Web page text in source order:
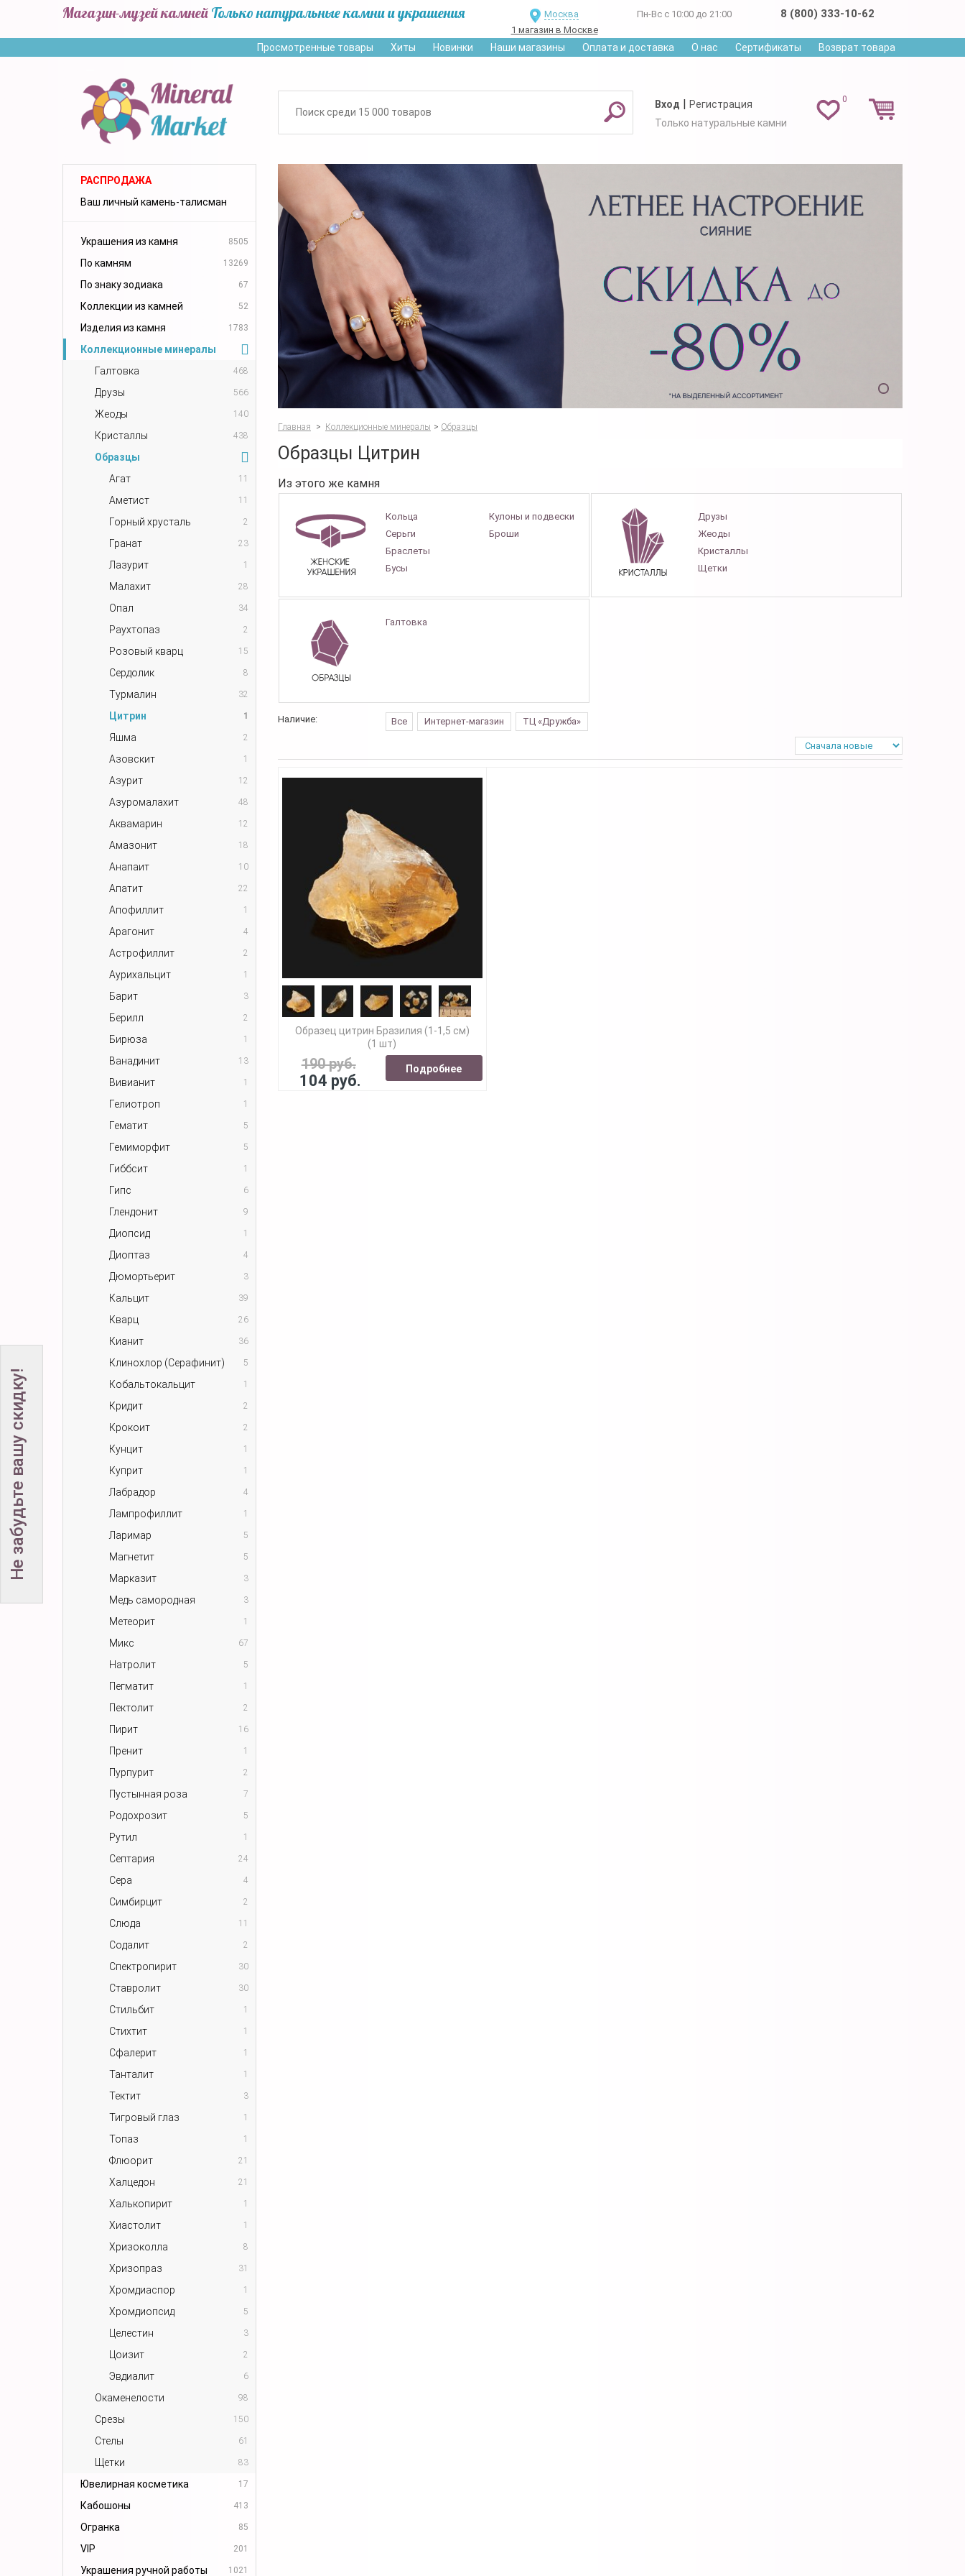
Магазин-музей камней Только натуральные камни и украшения
Москва
1 магазин в Москве
Пн-Вс с 10:00 до 21:00 8 (800) 333-10-62
Просмотренные товары Хиты Новинки Наши магазины Оплата и доставка О нас Сертификаты Возврат товара
0
Вход | Регистрация
Только натуральные камни
РАСПРОДАЖА
Ваш личный камень-талисман
Украшения из камня 8505
По камням 13269
По знаку зодиака 67
Коллекции из камней 52
Изделия из камня 1783
Коллекционные минералы
Галтовка
468
Друзы 566
Жеоды 140
Кристаллы 438
Образцы
Агат
11
Аметист 11
Горный хрусталь 2
Гранат 23
Лазурит 1
Малахит 28
Опал 34
Раухтопаз 2
Розовый кварц 15
Сердолик 8
Турмалин 32
Цитрин 1
Яшма 2
Азовскит 1
Азурит 12
Азуромалахит 48
Аквамарин 12
Амазонит 18
Анапаит 10
Апатит 22
Апофиллит 1
Арагонит 4
Астрофиллит 2
Аурихальцит 1
Барит 3
Берилл 2
Бирюза 1
Ванадинит 13
Вивианит 1
Гелиотроп 1
Гематит 5
Гемиморфит 5
Гиббсит 1
Гипс 6
Глендонит 9
Диопсид 1
Диоптаз 4
Дюмортьерит 3
Кальцит 39
Кварц 26
Кианит 36
Клинохлор (Серафинит) 5
Кобальтокальцит 1
Кридит 2
Крокоит 2
Кунцит 1
Куприт 1
Лабрадор 4
Лампрофиллит 1
Ларимар 5
Магнетит 5
Марказит 3
Медь самородная 3
Метеорит 1
Микс 67
Натролит 5
Пегматит 1
Пектолит 2
Пирит 16
Пренит 1
Пурпурит 2
Пустынная роза 7
Родохрозит 5
Рутил 1
Септария 24
Сера 4
Симбирцит 2
Слюда 11
Содалит 2
Спектропирит 30
Ставролит 30
Стильбит 1
Стихтит 1
Сфалерит 1
Танталит 1
Тектит 3
Тигровый глаз 1
Топаз 1
Флюорит 21
Халцедон 21
Халькопирит 1
Хиастолит 1
Хризоколла 8
Хризопраз 31
Хромдиаспор 1
Хромдиопсид 5
Целестин 3
Цоизит 2
Эвдиалит 6
Окаменелости 98
Срезы 150
Стелы 61
Щетки 83
Ювелирная косметика 17
Кабошоны 413
Огранка 85
VIP 201
Украшения ручной работы 1021
Главная > Коллекционные минералы > Образцы
Образцы Цитрин
Из этого же камня
Кольца
Серьги
Браслеты
Бусы
Кулоны и подвески
Броши
Друзы
Жеоды
Кристаллы
Щетки
Галтовка
Наличие: Все Интернет-магазин ТЦ «Дружба»
Образец цитрин Бразилия (1-1,5 см)
(1 шт)
190 руб.
104 руб.
Подробнее
Не забудьте вашу скидку!